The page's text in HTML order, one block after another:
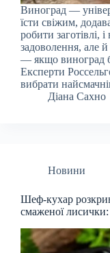
Виноград —
їсти свіжим,
робити заготівлі,
задоволення, але
— якщо виноград
Експерти
вибрати
Діана Сахно
Новини
Шеф-кухар
смаженої лисички: